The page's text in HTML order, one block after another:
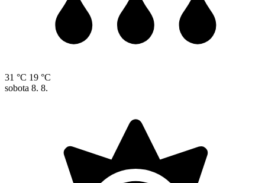
31 °C 19 °C
sobota 8. 8.